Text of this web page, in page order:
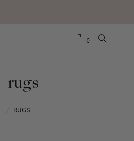
0
rugs
RUGS